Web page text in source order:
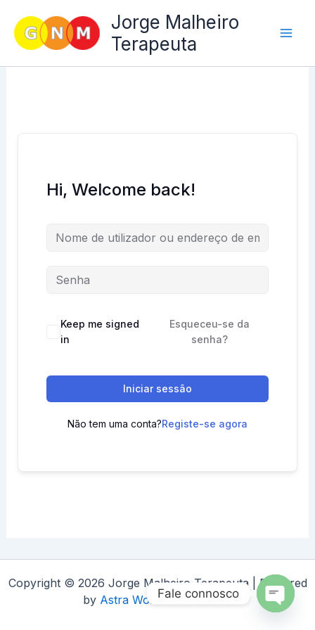
content
Jorge Malheiro
Terapeuta
Hi, Welcome back!
Keep me signed
in
Esqueceu-se da
senha?
Iniciar sessão
Não tem uma conta?Registe-se agora
Copyright © 2026 Jorge Malheiro Terapeuta | Powered
by Astra WordPress Theme
Fale connosco